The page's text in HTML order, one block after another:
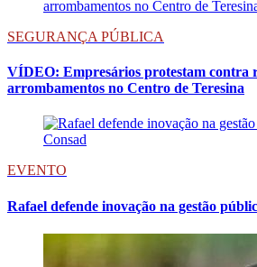
SEGURANÇA PÚBLICA
VÍDEO: Empresários protestam contra
arrombamentos no Centro de Teresina
EVENTO
Rafael defende inovação na gestão